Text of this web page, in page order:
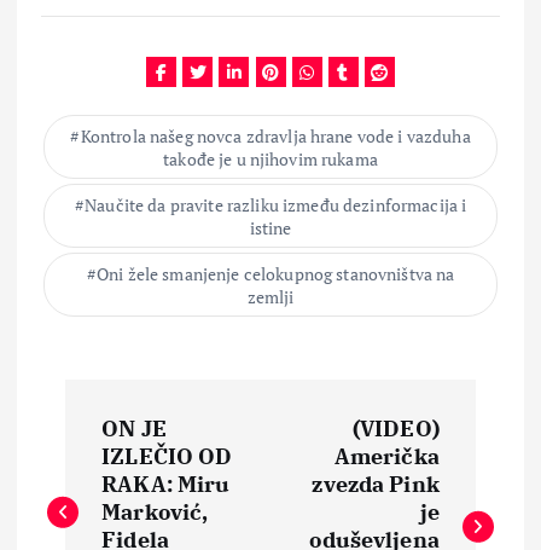
Kontrola našeg novca zdravlja hrane vode i vazduha
takođe je u njihovim rukama
Naučite da pravite razliku između dezinformacija i
istine
Oni žele smanjenje celokupnog stanovništva na
zemlji
v
ON JE
IZLEČIO OD
RAKA: Miru
Marković,
Fidela
(VIDEO)
Američka
zvezda Pink
je
oduševljena